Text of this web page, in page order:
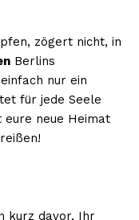
zögert nicht, in
Berlins
nur ein
für jede Seele
neue Heimat
kurz davor, Ihr